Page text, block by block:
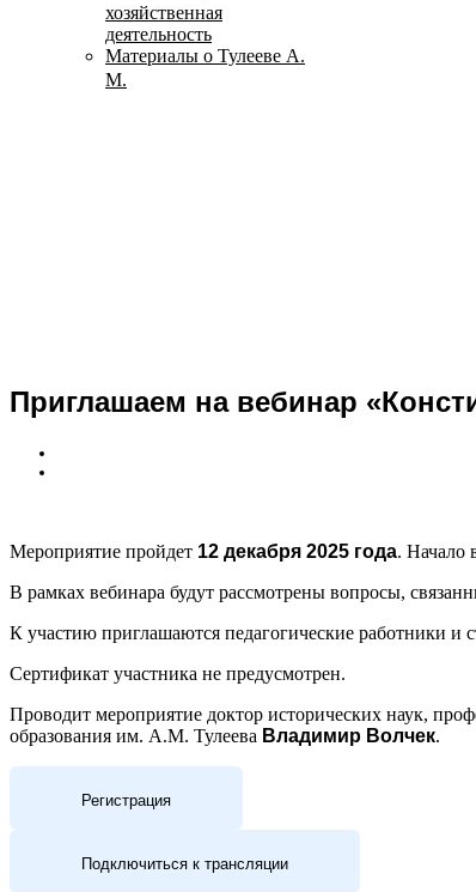
хозяйственная
деятельность
Материалы о Тулееве А.
М.
Приглашаем на вебинар
Мероприятие пройдет 12 декабря 2025 года. Начало
В рамках вебинара будут рассмотрены вопросы,
К участию приглашаются педагогические работники и
Сертификат участника не предусмотрен.
Проводит мероприятие доктор исторических наук,
образования им. А.М. Тулеева Владимир Волчек.
Регистрация
Подключиться к трансляции